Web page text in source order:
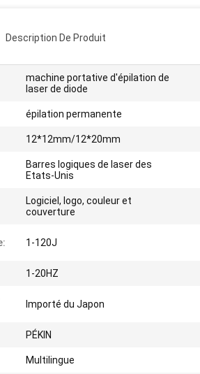
Description De Produit
machine portative d'épilation de
laser de diode
épilation permanente
12*12mm/12*20mm
Barres logiques de laser des
Etats-Unis
Logiciel, logo, couleur et
couverture
1-120J
1-20HZ
Importé du Japon
PÉKIN
Multilingue